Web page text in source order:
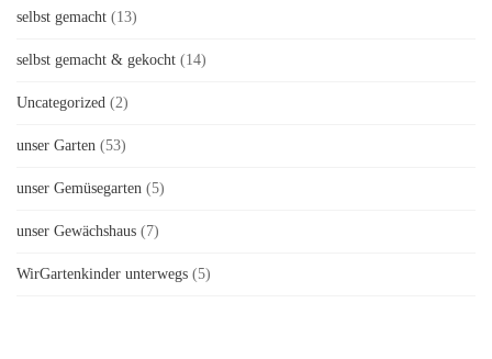
selbst gemacht (13)
selbst gemacht & gekocht (14)
Uncategorized (2)
unser Garten (53)
unser Gemüsegarten (5)
unser Gewächshaus (7)
WirGartenkinder unterwegs (5)